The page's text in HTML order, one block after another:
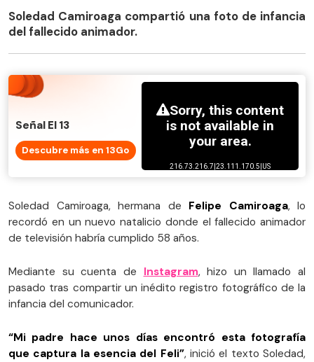
Soledad Camiroaga compartió una foto de infancia
del fallecido animador.
Señal El 13
Descubre más en 13Go
Soledad Camiroaga, hermana de Felipe Camiroaga, lo
recordó en un nuevo natalicio donde el fallecido animador
de televisión habría cumplido 58 años.
Mediante su cuenta de Instagram, hizo un llamado al
pasado tras compartir un inédito registro fotográfico de la
infancia del comunicador.
“Mi padre hace unos días encontró esta fotografía
que captura la esencia del Feli”, inició el texto Soledad,